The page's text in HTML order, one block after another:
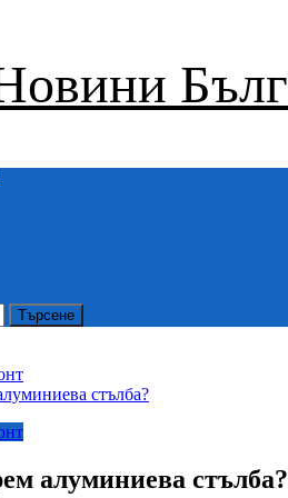
стълба?
алуминиева стълба?